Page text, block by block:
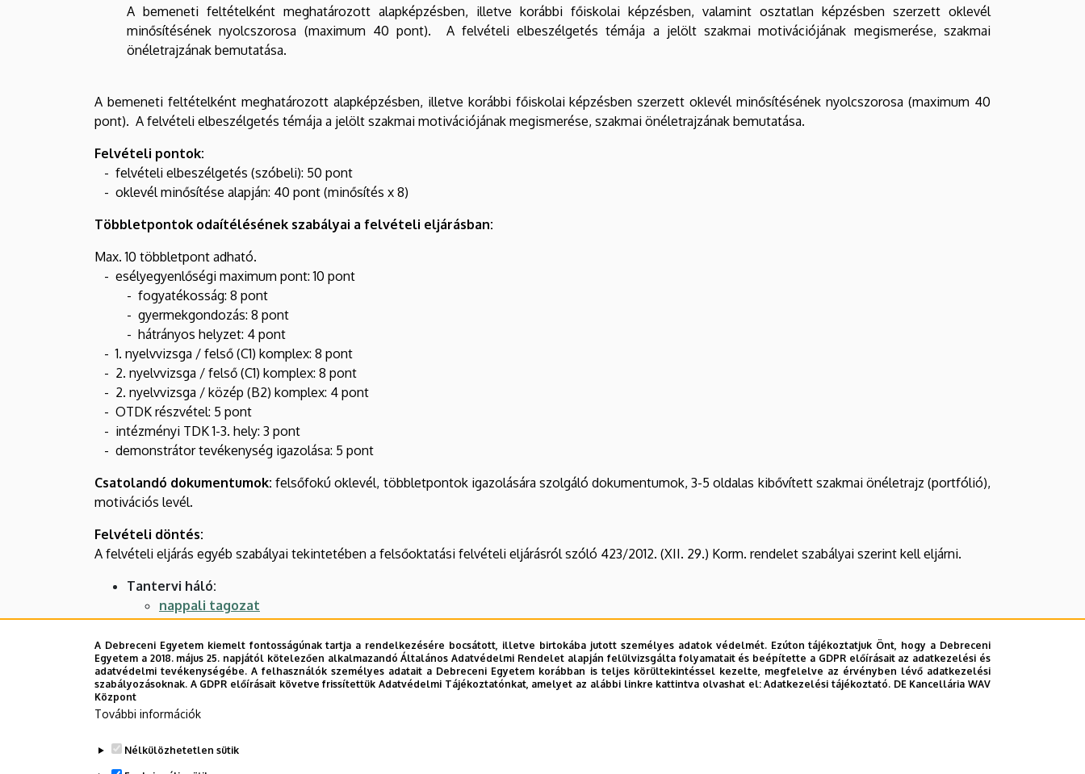
A bemeneti feltételként meghatározott alapképzésben, illetve korábbi főiskolai képzésben, valamint osztatlan képzésben szerzett oklevél
minősítésének nyolcszorosa (maximum 40 pont). A felvételi elbeszélgetés témája a jelölt szakmai motivációjának megismerése, szakmai
önéletrajzának bemutatása.
A bemeneti feltételként meghatározott alapképzésben, illetve korábbi főiskolai képzésben szerzett oklevél minősítésének nyolcszorosa (maximum 40
pont). A felvételi elbeszélgetés témája a jelölt szakmai motivációjának megismerése, szakmai önéletrajzának bemutatása.
Felvételi pontok:
- felvételi elbeszélgetés (szóbeli): 50 pont
- oklevél minősítése alapján: 40 pont (minősítés x 8)
Többletpontok odaítélésének szabályai a felvételi eljárásban:
Max. 10 többletpont adható.
- esélyegyenlőségi maximum pont: 10 pont
- fogyatékosság: 8 pont
- gyermekgondozás: 8 pont
- hátrányos helyzet: 4 pont
- 1. nyelvvizsga / felső (C1) komplex: 8 pont
- 2. nyelvvizsga / felső (C1) komplex: 8 pont
- 2. nyelvvizsga / közép (B2) komplex: 4 pont
- OTDK részvétel: 5 pont
- intézményi TDK 1-3. hely: 3 pont
- demonstrátor tevékenység igazolása: 5 pont
Csatolandó dokumentumok: felsőfokú oklevél, többletpontok igazolására szolgáló dokumentumok, 3-5 oldalas kibővített szakmai önéletrajz (portfólió),
motivációs levél.
Felvételi döntés:
A felvételi eljárás egyéb szabályai tekintetében a felsőoktatási felvételi eljárásról szóló 423/2012. (XII. 29.) Korm. rendelet szabályai szerint kell eljárni.
Tantervi háló:
nappali tagozat
levelező tagozat
További információ:
Szász Anna Editügyvivő-szakértő, szasz.anna@etk.unideb.hu
Mesterképzési szak felelőse:
A Debreceni Egyetem kiemelt fontosságúnak tartja a rendelkezésére bocsátott, illetve birtokába jutott személyes adatok védelmét. Ezúton tájékoztatjuk Önt, hogy a Debreceni
Egyetem a 2018. május 25. napjától kötelezően alkalmazandó Általános Adatvédelmi Rendelet alapján felülvizsgálta folyamatait és beépítette a GDPR előírásait az adatkezelési és
adatvédelmi tevékenységébe. A felhasználók személyes adatait a Debreceni Egyetem korábban is teljes körültekintéssel kezelte, megfelelve az érvényben lévő adatkezelési
szabályozásoknak. A GDPR előírásait követve frissítettük Adatvédelmi Tájékoztatónkat, amelyet az alábbi linkre kattintva olvashat el:Adatkezelési tájékoztató. DE Kancellária WAV
Központ
További információk
Nélkülözhetetlen sütik